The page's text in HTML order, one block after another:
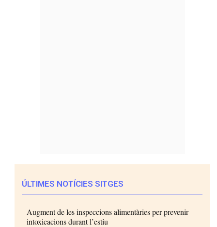
ÚLTIMES NOTÍCIES SITGES
Augment de les inspeccions alimentàries per prevenir
intoxicacions durant l’estiu